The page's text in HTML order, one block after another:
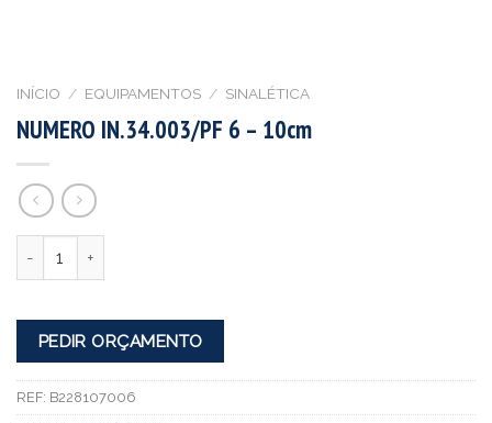
INÍCIO / EQUIPAMENTOS / SINALÉTICA
NUMERO IN.34.003/PF 6 – 10cm
PEDIR ORÇAMENTO
REF: B228107006